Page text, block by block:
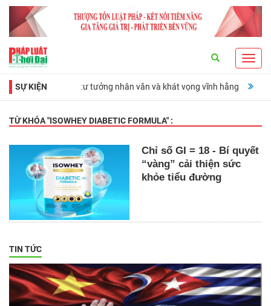
SỰ KIỆN
đài lịch sử, tư tưởng nhân văn và khát vọng vĩnh hằng Ra mắt
TỪ KHÓA "ISOWHEY DIABETIC FORMULA" :
Chỉ số GI = 18 - Bí quyết
“vàng” cải thiện sức
khỏe tiểu đường
TIN TỨC